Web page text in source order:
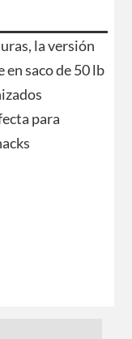
la versión
saco de 50 lb
para